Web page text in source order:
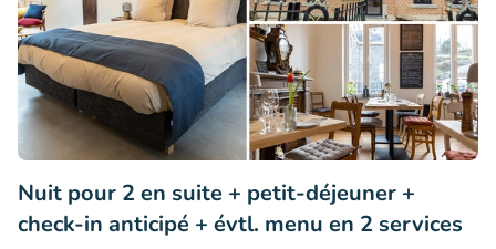
Nuit pour 2 en suite + petit-déjeuner +
check-in anticipé + évtl. menu en 2 services